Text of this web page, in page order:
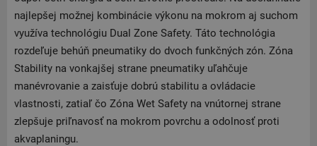
najlepšej možnej kombinácie výkonu na mokrom aj suchom
využíva technológiu Dual Zone Safety. Táto technológia
rozdeľuje behúň pneumatiky do dvoch funkčných zón. Zóna
Stability na vonkajšej strane pneumatiky uľahčuje
manévrovanie a zaisťuje dobrú stabilitu a ovládacie
vlastnosti, zatiaľ čo Zóna Wet Safety na vnútornej strane
zlepšuje priľnavosť na mokrom povrchu a odolnosť proti
akvaplaningu.